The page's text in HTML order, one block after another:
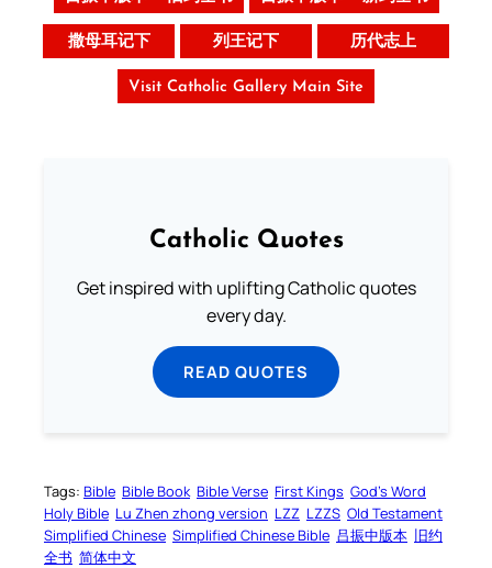
撒母耳记下 列王记下 历代志上
Visit Catholic Gallery Main Site
Catholic Quotes
Get inspired with uplifting Catholic quotes
every day.
READ QUOTES
Tags: Bible Bible Book Bible Verse First Kings God’s Word
Holy Bible Lu Zhen zhong version LZZ LZZS Old Testament
Simplified Chinese Simplified Chinese Bible 吕振中版本 旧约
全书 简体中文